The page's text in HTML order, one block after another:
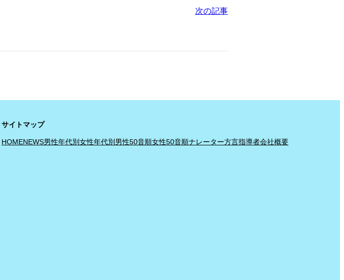
次の記事
サイトマップ
HOMENEWS男性年代別女性年代別 男性50音順女性50音順ナレーター方言指導者会社概要